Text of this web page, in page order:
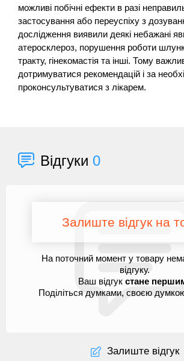
можливі побічні ефекти в разі
застосування або переуспіху з
дослідження виявили деякі небажані
атеросклероз, порушення роботи
тракту, гінекомастія та інші. Тому
дотримуватися рекомендацій і за
проконсультуватися з лікарем.
Відгуки 0
Залиште відгук на
На поточний момент у товару
відгуку.
Ваш відгук стане
Поділіться думками, своєю
Залиште відгук